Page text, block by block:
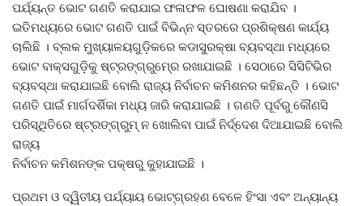
ପର୍ଯ୍ୟନ୍ତ ଭୋଟ ଗଣତି କରାଯାଇ ଫଳାଫଳ ଘୋଷଣା କରାଯିବ ।
ଇତିମଧ୍ୟରେ ଭୋଟ ଗଣତି ପାଇଁ ବିଭିନ୍ନ ସ୍ତରରେ ପ୍ରଶିକ୍ଷଣ କାର୍ଯ୍ୟ
ଚାଲିଛି । ବ୍ଲକ ମୁଖ୍ୟାଳୟଗୁଡ଼ିକରେ କଡାସୁରକ୍ଷା ବ୍ୟବସ୍ଥା ମଧ୍ୟରେ
ଭୋଟ ବାକ୍ସଗୁଡ଼ିକୁ ଷ୍ଟ୍ରଙ୍ଗ୍‍ରୁମ୍‍ରେ ରଖାଯାଇଛି । ସେଠାରେ ସିସିଟିଭିର
ବ୍ୟବସ୍ଥା କରାଯାଇଛି ବୋଲି ରାଜ୍ୟ ନିର୍ବାଚନ କମିଶନର କହିଛନ୍ତି । ଭୋଟ
ଗଣତି ପାଇଁ ମାର୍ଗଦର୍ଶିକା ମଧ୍ୟ ଜାରି କରାଯାଇଛି । ଗଣତି ପୂର୍ବରୁ କୌଣସି
ପରିସ୍ଥିତିରେ ଷ୍ଟ୍ରଙ୍ଗ୍‍ରୁମ୍‍ ନ ଖୋଲିବା ପାଇଁ ନିର୍ଦ୍ଦେଶ ଦିଆଯାଇଛି ବୋଲି
ରାଜ୍ୟ
ନିର୍ବାଚନ କମିଶନଙ୍କ ପକ୍ଷରୁ କୁହାଯାଇଛି ।
ପ୍ରଥମ ଓ ଦ୍ୱିତୀୟ ପର୍ଯ୍ୟାୟ ଭୋଟ୍‍ଗ୍ରହଣ ବେଳେ ହିଂସା ଏବଂ ଅନ୍ୟାନ୍ୟ